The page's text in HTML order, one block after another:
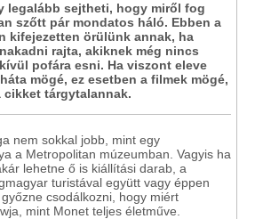
legalább sejtheti, hogy miről fog
szőtt pár mondatos háló. Ebben a
kifejezetten örülünk annak, ha
rajta, akiknek még nincs
pofára esni. Ha viszont eleve
mögé, ez esetben a filmek mögé,
cikket tárgytalannak.
nem sokkal jobb, mint egy
a Metropolitan múzeumban. Vagyis ha
lehetne ő is kiállítási darab, a
turistával együtt vagy éppen
csodálkozni, hogy miért
mint Monet teljes életműve.